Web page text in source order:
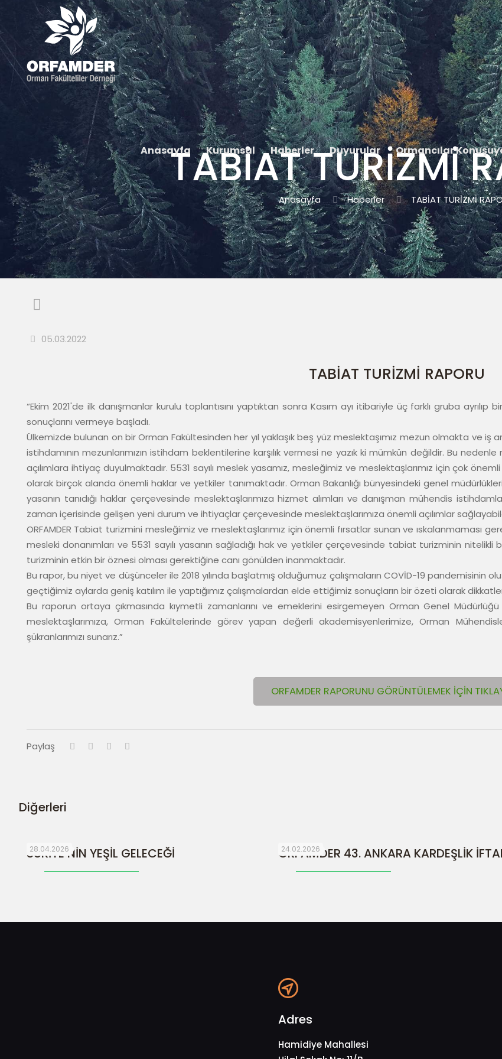
Anasayfa Kurumsal Haberler Duyurular Ormancılar
TABİAT TURİZMİ
Anasayfa Haberler TABİAT TURİZMİ
05.03.2022
TABİAT TURİZMİ RAPORU
“Ekim 2021'de ilk danışmanlar kurulu toplantısını yaptıktan sonra Kasım ayı itibariyle üç farklı gruba
sonuçlarını vermeye başladı.
Ülkemizde bulunan on bir Orman Fakültesinden her yıl yaklaşık beş yüz meslektaşımız mezun olmakta ve
istihdamının mezunlarımızın istihdam beklentilerine karşılık vermesi ne yazık ki mümkün değildir. Bu
açılımlara ihtiyaç duyulmaktadır. 5531 sayılı meslek yasamız, mesleğimiz ve meslektaşlarımız için çok
olarak birçok alanda önemli haklar ve yetkiler tanımaktadır. Orman Bakanlığı bünyesindeki genel
yasanın tanıdığı haklar çerçevesinde meslektaşlarımıza hizmet alımları ve danışman mühendis
zaman içerisinde gelişen yeni durum ve ihtiyaçlar çerçevesinde meslektaşlarımıza önemli açılımlar
ORFAMDER Tabiat turizmini mesleğimiz ve meslektaşlarımız için önemli fırsatlar sunan ve ıskalanmaması
mesleki donanımları ve 5531 sayılı yasanın sağladığı hak ve yetkiler çerçevesinde tabiat turizminin
turizminin etkin bir öznesi olması gerektiğine canı gönülden inanmaktadır.
Bu rapor, bu niyet ve düşünceler ile 2018 yılında başlatmış olduğumuz çalışmaların COVİD-19
geçtiğimiz aylarda geniş katılım ile yaptığımız çalışmalardan elde ettiğimiz sonuçların bir özeti olarak
Bu raporun ortaya çıkmasında kıymetli zamanlarını ve emeklerini esirgemeyen Orman Genel
meslektaşlarımıza, Orman Fakültelerinde görev yapan değerli akademisyenlerimize, Orman
şükranlarımızı sunarız.”
ORFAMDER RAPORUNU GÖRÜNTÜLEMEK İÇİN
Paylaş
Diğerleri
28.04.2026
SURİYE’NİN YEŞİL GELECEĞİ 24.02.2026
ORFAMDER 43. ANKARA KARDEŞLİK
Adres
Hamidiye Mahallesi